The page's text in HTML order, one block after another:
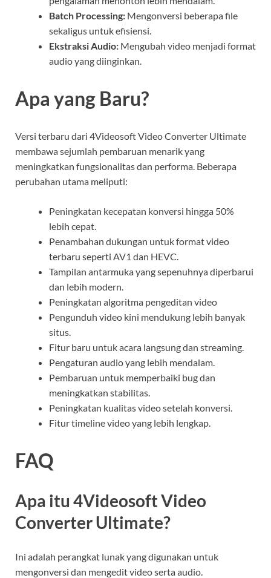
Batch Processing: Mengonversi beberapa file
sekaligus untuk efisiensi.
Ekstraksi Audio: Mengubah video menjadi format
audio yang diinginkan.
Apa yang Baru?
Versi terbaru dari 4Videosoft Video Converter Ultimate
membawa sejumlah pembaruan menarik yang
meningkatkan fungsionalitas dan performa. Beberapa
perubahan utama meliputi:
Peningkatan kecepatan konversi hingga 50%
lebih cepat.
Penambahan dukungan untuk format video
terbaru seperti AV1 dan HEVC.
Tampilan antarmuka yang sepenuhnya diperbarui
dan lebih modern.
Peningkatan algoritma pengeditan video
Pengunduh video kini mendukung lebih banyak
situs.
Fitur baru untuk acara langsung dan streaming.
Pengaturan audio yang lebih mendalam.
Pembaruan untuk memperbaiki bug dan
meningkatkan stabilitas.
Peningkatan kualitas video setelah konversi.
Fitur timeline video yang lebih lengkap.
FAQ
Apa itu 4Videosoft Video
Converter Ultimate?
Ini adalah perangkat lunak yang digunakan untuk
mengonversi dan mengedit video serta audio.